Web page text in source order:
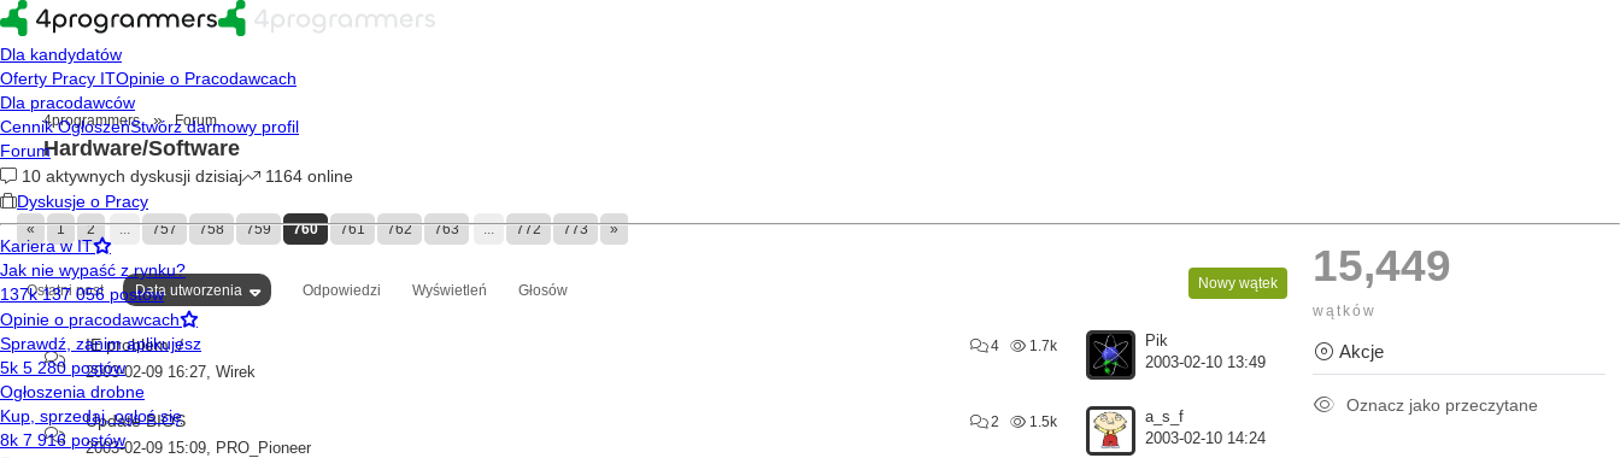
4programmers » Forum
Hardware/Software
« 1 2 ... 757 758 759 760 761 762 763 ... 772 773 »
Ostatni post Data utworzenia Odpowiedzi Wyświetleń Głosów Nowy wątek
IE problem :/ 4 1.7k
2003-02-09 16:27 Wirek
Pik
2003-02-10 13:49
Update BIOS 2 1.5k
2003-02-09 15:09 PRO_Pioneer
a_s_f
2003-02-10 14:24
15,449
wątków
Akcje
Oznacz jako przeczytane